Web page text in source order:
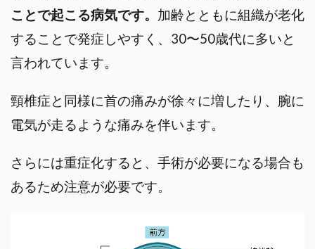
ことで起こる病気です。 加齢とともに組織が老化
することで発症しやすく、30〜50歳代に多いと
言われています。
頸椎症と同様に首の痛みが徐々に増したり、腕に
電気が走るような痛みを伴います。
さらには重症化すると、手術が必要になる場合も
あるため注意が必要です。